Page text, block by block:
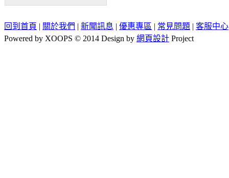
回到首頁 | 關於我們 | 新聞訊息 | 優惠專區 | 常見問題 | 客服中心
Powered by XOOPS © 2014 Design by 網頁設計 Project